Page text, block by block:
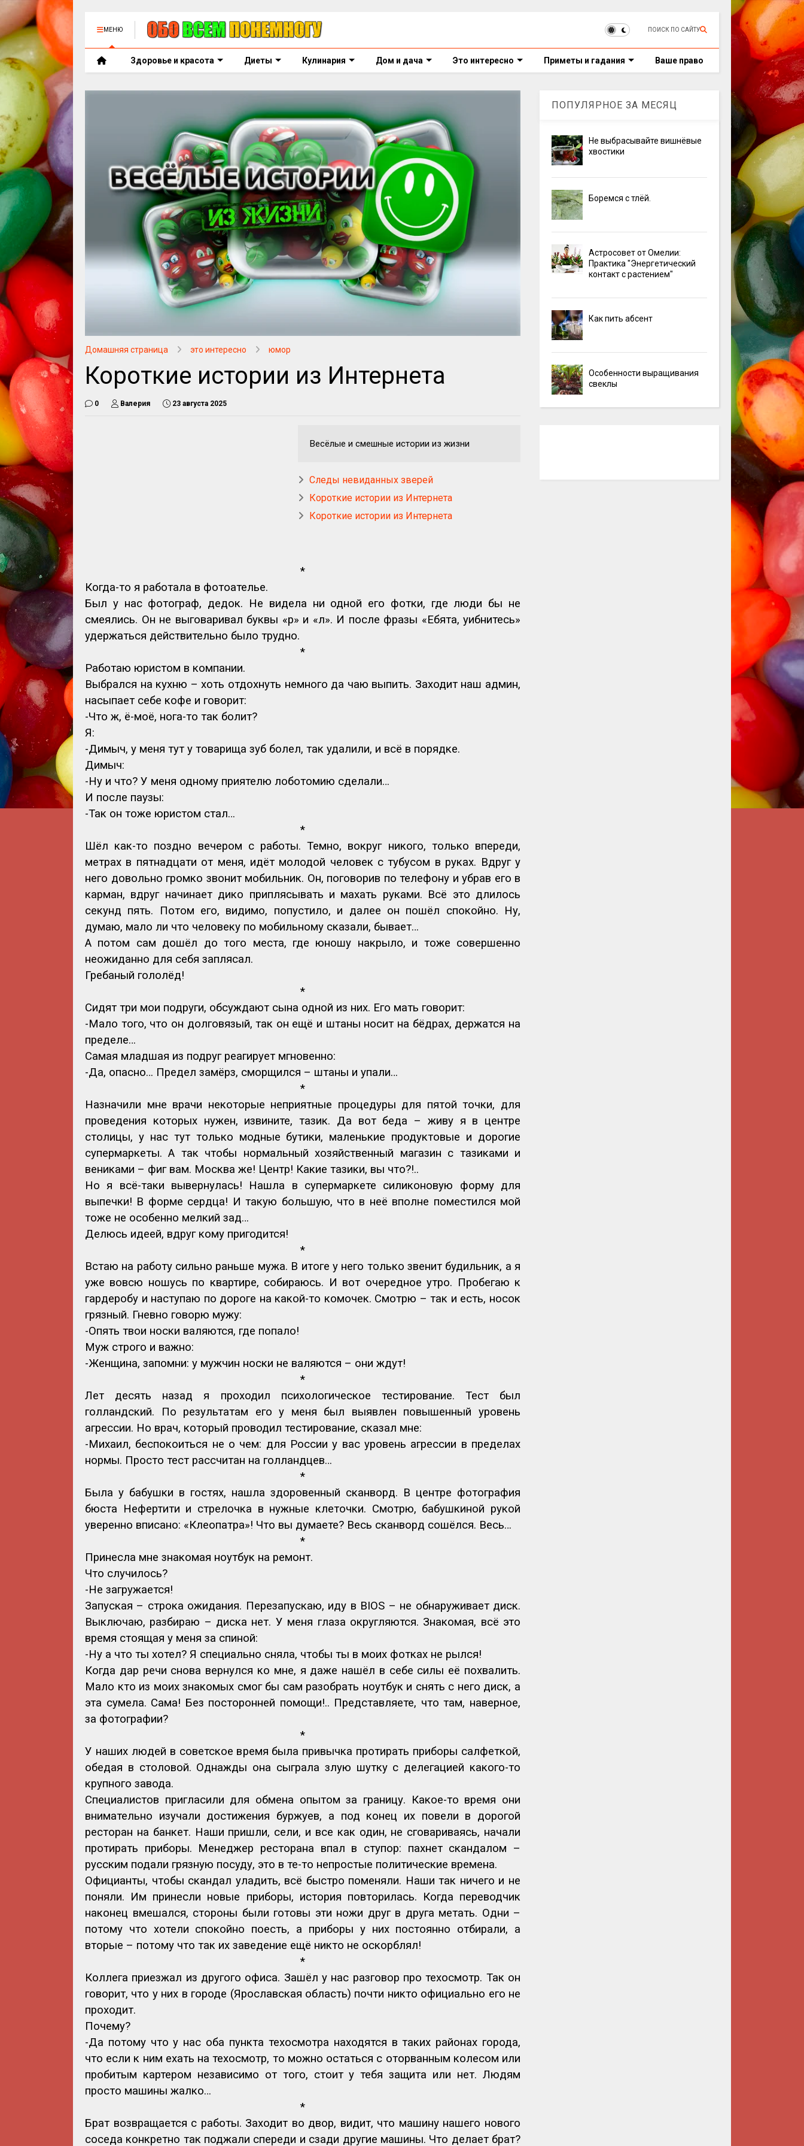
МЕНЮ ПОИСК ПО САЙТУ
Здоровье и красота Диеты Кулинария Дом и дача Это интересно Приметы и гадания Ваше право
Домашняя страница это интересно юмор
Короткие истории из Интернета
0 Валерия 23 августа 2025
Весёлые и смешные истории из жизни
Следы невиданных зверей
Короткие истории из Интернета
Короткие истории из Интернета
*
Когда-то я работала в фотоателье.
Был у нас фотограф, дедок. Не видела ни одной его фотки, где люди бы не
смеялись. Он не выговаривал буквы «р» и «л». И после фразы «Ебята, уибнитесь»
удержаться действительно было трудно.
*
Работаю юристом в компании.
Выбрался на кухню – хоть отдохнуть немного да чаю выпить. Заходит наш админ,
насыпает себе кофе и говорит:
-Что ж, ё-моё, нога-то так болит?
Я:
-Димыч, у меня тут у товарища зуб болел, так удалили, и всё в порядке.
Димыч:
-Ну и что? У меня одному приятелю лоботомию сделали…
И после паузы:
-Так он тоже юристом стал…
*
Шёл как-то поздно вечером с работы. Темно, вокруг никого, только впереди,
метрах в пятнадцати от меня, идёт молодой человек с тубусом в руках. Вдруг у
него довольно громко звонит мобильник. Он, поговорив по телефону и убрав его в
карман, вдруг начинает дико приплясывать и махать руками. Всё это длилось
секунд пять. Потом его, видимо, попустило, и далее он пошёл спокойно. Ну,
думаю, мало ли что человеку по мобильному сказали, бывает…
А потом сам дошёл до того места, где юношу накрыло, и тоже совершенно
неожиданно для себя заплясал.
Гребаный гололёд!
*
Сидят три мои подруги, обсуждают сына одной из них. Его мать говорит:
-Мало того, что он долговязый, так он ещё и штаны носит на бёдрах, держатся на
пределе…
Самая младшая из подруг реагирует мгновенно:
-Да, опасно… Предел замёрз, сморщился – штаны и упали…
*
Назначили мне врачи некоторые неприятные процедуры для пятой точки, для
проведения которых нужен, извините, тазик. Да вот беда – живу я в центре
столицы, у нас тут только модные бутики, маленькие продуктовые и дорогие
супермаркеты. А так чтобы нормальный хозяйственный магазин с тазиками и
вениками – фиг вам. Москва же! Центр! Какие тазики, вы что?!..
Но я всё-таки вывернулась! Нашла в супермаркете силиконовую форму для
выпечки! В форме сердца! И такую большую, что в неё вполне поместился мой
тоже не особенно мелкий зад…
Делюсь идеей, вдруг кому пригодится!
*
Встаю на работу сильно раньше мужа. В итоге у него только звенит будильник, а я
уже вовсю ношусь по квартире, собираюсь. И вот очередное утро. Пробегаю к
гардеробу и наступаю по дороге на какой-то комочек. Смотрю – так и есть, носок
грязный. Гневно говорю мужу:
-Опять твои носки валяются, где попало!
Муж строго и важно:
-Женщина, запомни: у мужчин носки не валяются – они ждут!
*
Лет десять назад я проходил психологическое тестирование. Тест был
голландский. По результатам его у меня был выявлен повышенный уровень
агрессии. Но врач, который проводил тестирование, сказал мне:
-Михаил, беспокоиться не о чем: для России у вас уровень агрессии в пределах
нормы. Просто тест рассчитан на голландцев…
*
Была у бабушки в гостях, нашла здоровенный сканворд. В центре фотография
бюста Нефертити и стрелочка в нужные клеточки. Смотрю, бабушкиной рукой
уверенно вписано: «Клеопатра»! Что вы думаете? Весь сканворд сошёлся. Весь…
*
Принесла мне знакомая ноутбук на ремонт.
Что случилось?
-Не загружается!
Запуская – строка ожидания. Перезапускаю, иду в BIOS – не обнаруживает диск.
Выключаю, разбираю – диска нет. У меня глаза округляются. Знакомая, всё это
время стоящая у меня за спиной:
-Ну а что ты хотел? Я специально сняла, чтобы ты в моих фотках не рылся!
Когда дар речи снова вернулся ко мне, я даже нашёл в себе силы её похвалить.
Мало кто из моих знакомых смог бы сам разобрать ноутбук и снять с него диск, а
эта сумела. Сама! Без посторонней помощи!.. Представляете, что там, наверное,
за фотографии?
*
У наших людей в советское время была привычка протирать приборы салфеткой,
обедая в столовой. Однажды она сыграла злую шутку с делегацией какого-то
крупного завода.
Специалистов пригласили для обмена опытом за границу. Какое-то время они
внимательно изучали достижения буржуев, а под конец их повели в дорогой
ресторан на банкет. Наши пришли, сели, и все как один, не сговариваясь, начали
протирать приборы. Менеджер ресторана впал в ступор: пахнет скандалом –
русским подали грязную посуду, это в те-то непростые политические времена.
Официанты, чтобы скандал уладить, всё быстро поменяли. Наши так ничего и не
поняли. Им принесли новые приборы, история повторилась. Когда переводчик
наконец вмешался, стороны были готовы эти ножи друг в друга метать. Одни –
потому что хотели спокойно поесть, а приборы у них постоянно отбирали, а
вторые – потому что так их заведение ещё никто не оскорблял!
*
Коллега приезжал из другого офиса. Зашёл у нас разговор про техосмотр. Так он
говорит, что у них в городе (Ярославская область) почти никто официально его не
проходит.
Почему?
-Да потому что у нас оба пункта техосмотра находятся в таких районах города,
что если к ним ехать на техосмотр, то можно остаться с оторванным колесом или
пробитым картером независимо от того, стоит у тебя защита или нет. Людям
просто машины жалко…
*
Брат возвращается с работы. Заходит во двор, видит, что машину нашего нового
соседа конкретно так поджали спереди и сзади другие машины. Что делает брат?
ПОПУЛЯРНОЕ ЗА МЕСЯЦ
Не выбрасывайте вишнёвые
хвостики
Боремся с тлёй.
Астросовет от Омелии:
Практика "Энергетический
контакт с растением"
Как пить абсент
Особенности выращивания
свеклы